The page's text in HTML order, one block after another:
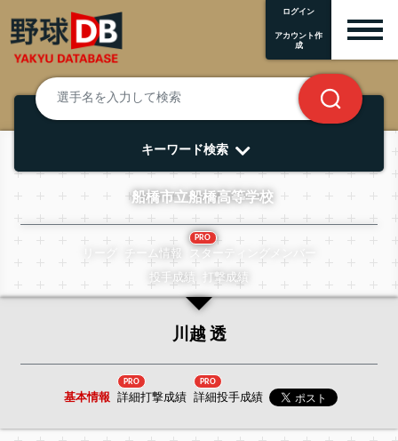
ログイン
アカウント作
成
キーワード検索
船橋市立船橋高等学校
チーム情報
PRO
スターティングメンバー
投手成績 打撃成績
川越 透
基本情報
PRO
詳細打撃成績
PRO
詳細投手成績